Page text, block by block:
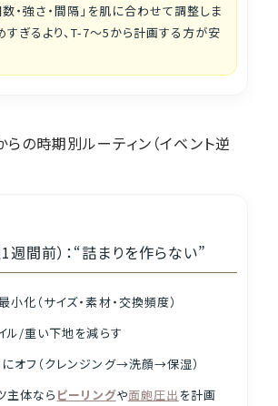
・強さ・間隔」を肌に合わせて調整しま
すぎるより、T-7〜5から計画する方が安
の時期別ルーティン（イベント逆
週間前）：“詰まりを作らない”
化（サイズ・素材・交換頻度）
ル/重い下地を減らす
オフ（クレンジング→洗顔→保湿）
主体なら ピーリングや面皰圧出 を計画